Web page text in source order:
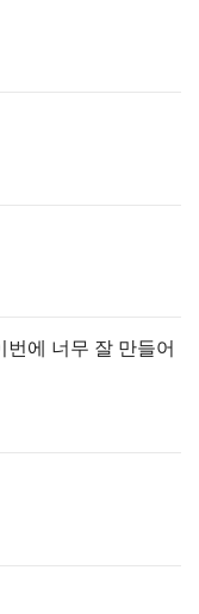
에 너무 잘 만들어